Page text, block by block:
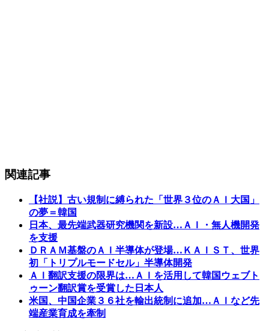
関連記事
【社説】古い規制に縛られた「世界３位のＡＩ大国」
の夢＝韓国
日本、最先端武器研究機関を新設…ＡＩ・無人機開発
を支援
ＤＲＡＭ基盤のＡＩ半導体が登場…ＫＡＩＳＴ、世界
初「トリプルモードセル」半導体開発
ＡＩ翻訳支援の限界は…ＡＩを活用して韓国ウェブト
ゥーン翻訳賞を受賞した日本人
米国、中国企業３６社を輸出統制に追加…ＡＩなど先
端産業育成を牽制